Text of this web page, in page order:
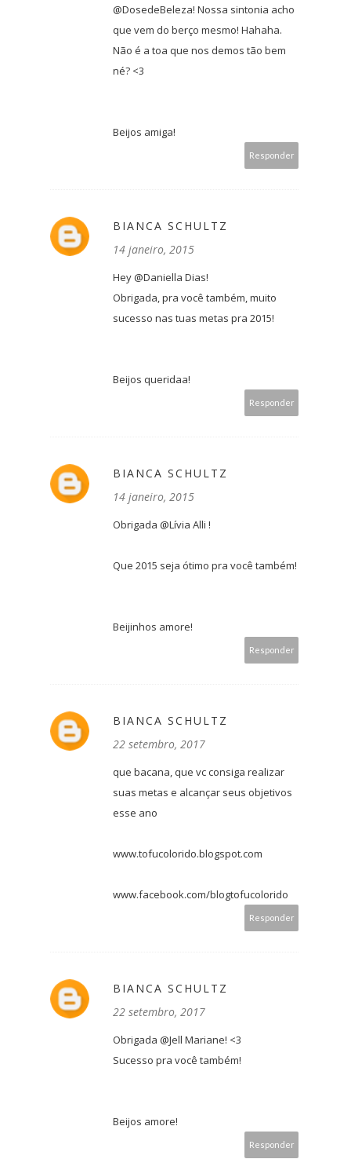
@DosedeBeleza! Nossa sintonia acho
que vem do berço mesmo! Hahaha.
Não é a toa que nos demos tão bem
né? <3
Beijos amiga!
Responder
BIANCA SCHULTZ
14 janeiro, 2015
Hey @Daniella Dias!
Obrigada, pra você também, muito
sucesso nas tuas metas pra 2015!
Beijos queridaa!
Responder
BIANCA SCHULTZ
14 janeiro, 2015
Obrigada @Lívia Alli !
Que 2015 seja ótimo pra você também!
Beijinhos amore!
Responder
BIANCA SCHULTZ
22 setembro, 2017
que bacana, que vc consiga realizar
suas metas e alcançar seus objetivos
esse ano
www.tofucolorido.blogspot.com
www.facebook.com/blogtofucolorido
Responder
BIANCA SCHULTZ
22 setembro, 2017
Obrigada @Jell Mariane! <3
Sucesso pra você também!
Beijos amore!
Responder